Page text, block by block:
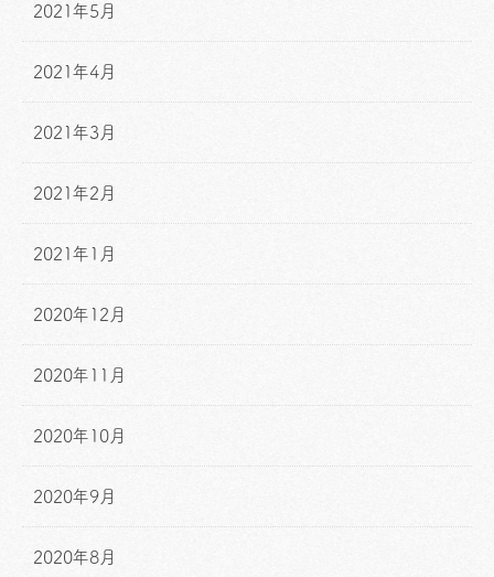
2021年5月
2021年4月
2021年3月
2021年2月
2021年1月
2020年12月
2020年11月
2020年10月
2020年9月
2020年8月